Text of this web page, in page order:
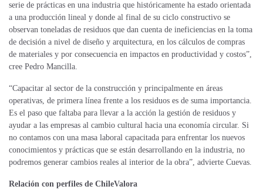
serie de prácticas en una industria que históricamente ha estado orientada
a una producción lineal y donde al final de su ciclo constructivo se
observan toneladas de residuos que dan cuenta de ineficiencias en la toma
de decisión a nivel de diseño y arquitectura, en los cálculos de compras
de materiales y por consecuencia en impactos en productividad y costos”,
cree Pedro Mancilla.
“Capacitar al sector de la construcción y principalmente en áreas
operativas, de primera línea frente a los residuos es de suma importancia.
Es el paso que faltaba para llevar a la acción la gestión de residuos y
ayudar a las empresas al cambio cultural hacia una economía circular. Si
no contamos con una masa laboral capacitada para enfrentar los nuevos
conocimientos y prácticas que se están desarrollando en la industria, no
podremos generar cambios reales al interior de la obra”, advierte Cuevas.
Relación con perfiles de ChileValora